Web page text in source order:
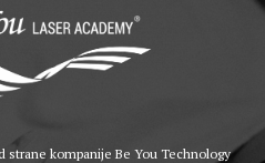
strane kompanije Be You Technology